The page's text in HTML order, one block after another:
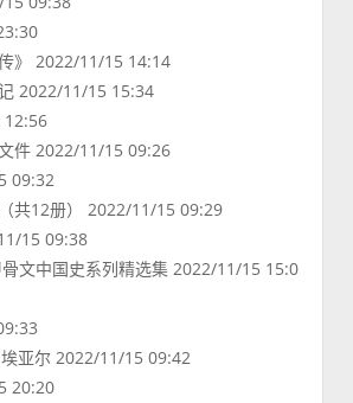
》 2022/11/15 14:14
2022/11/15 15:34
件 2022/11/15 09:26
09:32
共12册） 2022/11/15 09:29
15 09:38
骨文中国史系列精选集 2022/11/15 15:0
亚尔 2022/11/15 09:42
20:20